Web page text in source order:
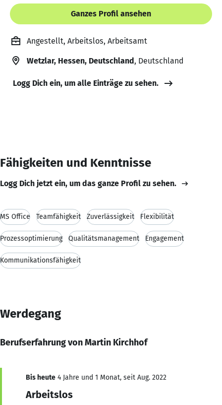
Ganzes Profil ansehen
Angestellt, Arbeitslos, Arbeitsamt
Wetzlar, Hessen, Deutschland, Deutschland
Logg Dich ein, um alle Einträge zu sehen.
Fähigkeiten und Kenntnisse
Logg Dich jetzt ein, um das ganze Profil zu sehen.
MS Office Teamfähigkeit Zuverlässigkeit Flexibilität
Prozessoptimierung Qualitätsmanagement Engagement
Kommunikationsfähigkeit
Werdegang
Berufserfahrung von Martin Kirchhof
Bis heute 4 Jahre und 1 Monat, seit Aug. 2022
Arbeitslos